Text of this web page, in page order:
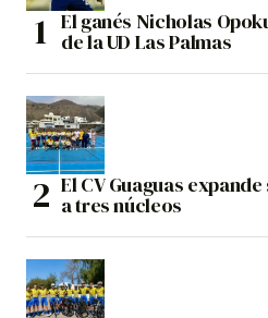
El ganés Nicholas
de la UD Las Palmas
El CV Guaguas
a tres núcleos